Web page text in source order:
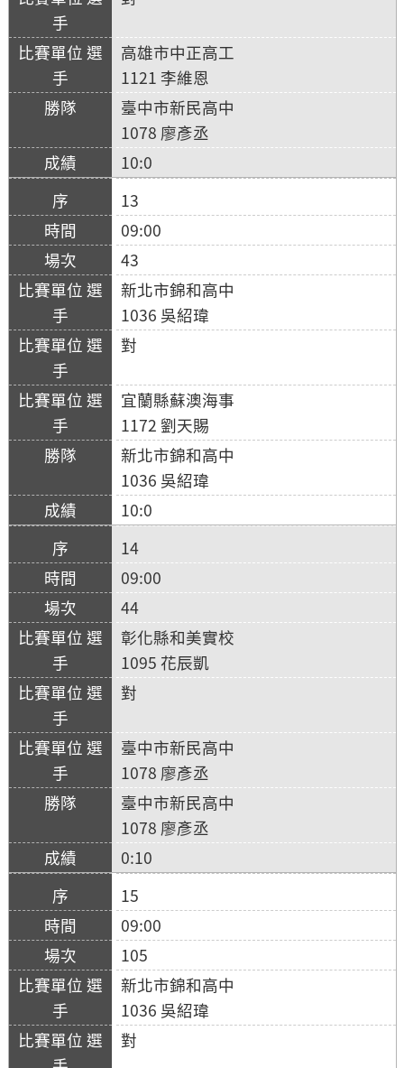
高雄市中正高工
1121 李維恩
臺中市新民高中
1078 廖彥丞
10:0
13
09:00
43
新北市錦和高中
1036 吳紹瑋
對
宜蘭縣蘇澳海事
1172 劉天賜
新北市錦和高中
1036 吳紹瑋
10:0
14
09:00
44
彰化縣和美實校
1095 花辰凱
對
臺中市新民高中
1078 廖彥丞
臺中市新民高中
1078 廖彥丞
0:10
15
09:00
105
新北市錦和高中
1036 吳紹瑋
對